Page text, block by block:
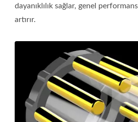
dayanıklılık sağlar, genel
artırır.